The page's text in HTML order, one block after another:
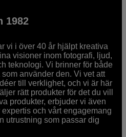
1982
vi i över 40 år hjälpt kreativa
visioner inom fotografi, ljud,
teknologi. Vi brinner för både
använder den. Vi vet att
till verklighet, och vi är här
rätt produkter för det du vill
produkter, erbjuder vi även
och vårt engagemang
utrustning som passar dig